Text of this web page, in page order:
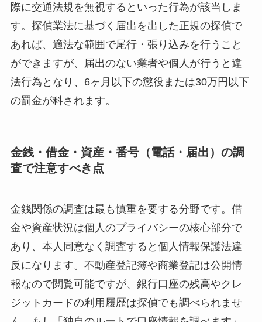
際に交通法規を無視するといった行為が該当しま
す。探偵業法に基づく届出を出した正規の探偵で
あれば、適法な範囲で尾行・張り込みを行うこと
ができますが、届出のない業者や個人が行うと違
法行為となり、6ヶ月以下の懲役または30万円以下
の罰金が科されます。
金銭・借金・資産・番号（電話・届出）の調
査で注意すべき点
金銭関係の調査は最も慎重を要する分野です。借
金や資産状況は個人のプライバシーの核心部分で
あり、本人同意なく調査すると個人情報保護法違
反になります。不動産登記簿や商業登記は公開情
報なので閲覧可能ですが、銀行口座の残高やクレ
ジットカードの利用履歴は探偵でも調べられませ